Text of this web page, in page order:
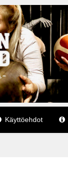
Käyttöehdot